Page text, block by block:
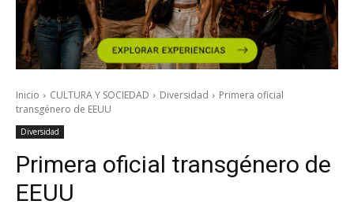
Inicio CULTURA Y SOCIEDAD Diversidad
Primera oficial
transgénero de EEUU
Diversidad
Primera oficial transgénero de
EEUU